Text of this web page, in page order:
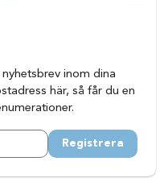
inom dina
här, så får du en
Registrera